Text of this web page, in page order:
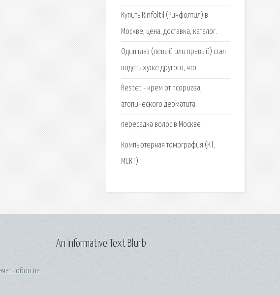
Купить Rinfoltil (Ринфолтил) в
Москве, цена, доставка, каталог.
Один глаз (левый или правый) стал
видеть хуже другого, что.
Restet - крем от псориаза,
атопического дерматита.
пересадка волос в Москве
Компьютерная томография (КТ,
МСКТ).
обои на
An Informative Text Blurb